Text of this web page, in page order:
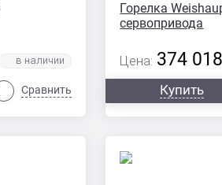
Сравнить
Горелка
сервопривода
Цена: 374 018
Купить